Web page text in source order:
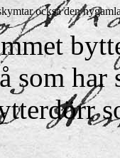
också den
som har